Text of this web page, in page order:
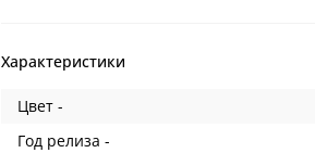
Характеристики
Цвет -
Год релиза -